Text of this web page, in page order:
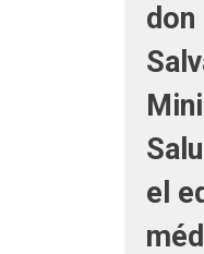
don
el